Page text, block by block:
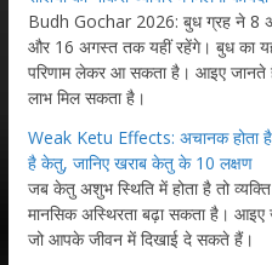
Budh Gochar 2026: बुध ग्रह ने 8
और 16 अगस्त तक यहीं रहेंगे। बुध का यह
परिणाम लेकर आ सकता है। आइए जानते
लाभ मिल सकता है।
Weak Ketu Effects: अचानक होता है
है केतु, जानिए खराब केतु के 10 लक्षण
जब केतु अशुभ स्थिति में होता है तो
मानसिक अस्थिरता बढ़ा सकता है।
जो आपके जीवन में दिखाई दे सकते हैं।